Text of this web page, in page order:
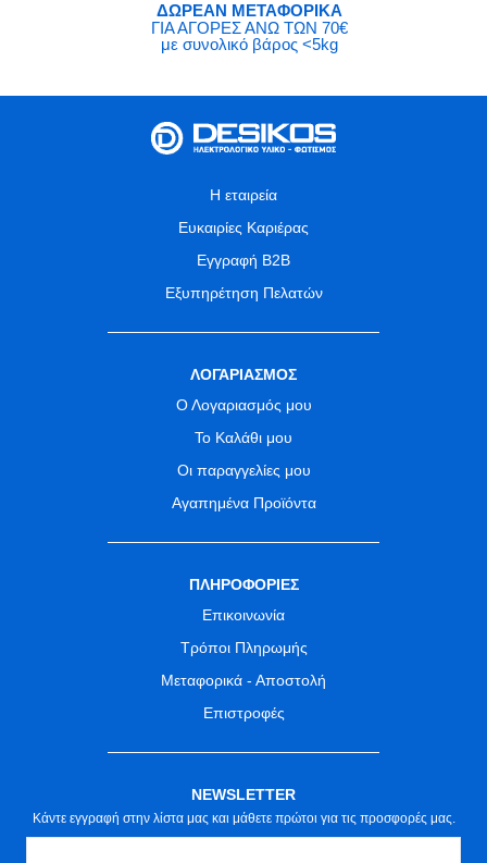
ΔΩΡΕΑΝ ΜΕΤΑΦΟΡΙΚΑ
ΓΙΑ ΑΓΟΡΕΣ ΑΝΩ ΤΩΝ 70€
με συνολικό βάρος <5kg
Η εταιρεία
Ευκαιρίες Καριέρας
Εγγραφή B2B
Εξυπηρέτηση Πελατών
ΛΟΓΑΡΙΑΣΜΟΣ
Ο Λογαριασμός μου
Το Καλάθι μου
Οι παραγγελίες μου
Αγαπημένα Προϊόντα
ΠΛΗΡΟΦΟΡΙΕΣ
Επικοινωνία
Τρόποι Πληρωμής
Μεταφορικά - Αποστολή
Επιστροφές
NEWSLETTER
Κάντε εγγραφή στην λίστα μας και μάθετε πρώτοι για τις προσφορές μας.